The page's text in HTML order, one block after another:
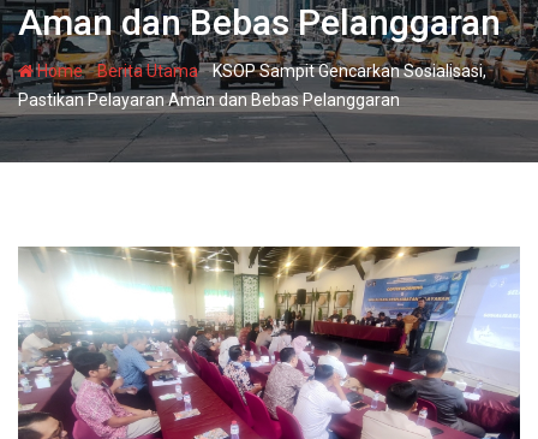
Aman dan Bebas Pelanggaran
Home-Berita Utama-KSOP Sampit Gencarkan Sosialisasi,
Pastikan Pelayaran Aman dan Bebas Pelanggaran